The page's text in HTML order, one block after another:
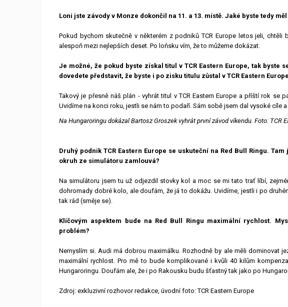
Loni jste závody v Monze dokončil na 11. a 13. místě. Jaké byste tedy
Pokud bychom skutečně v některém z podniků TCR Europe letos jeli,
alespoň mezi nejlepších deset. Po loňsku vím, že to můžeme dokázat.
Je možné, že pokud byste získal titul v TCR Eastern Europe, tak byste
dovedete představit, že byste i po zisku titulu zůstal v TCR Eastern
Takový je přesně náš plán - vyhrát titul v TCR Eastern Europe a příští rok se
Uvidíme na konci roku, jestli se nám to podaří. Sám sobě jsem dal vysoké cíle
Na Hungaroringu dokázal Bartosz Groszek vyhrát první závod víkendu. Foto: TCR
Druhý podnik TCR Eastern Europe se uskuteční na Red Bull Ringu.
okruh ze simulátoru zamlouvá?
Na simulátoru jsem tu už odjezdil stovky kol a moc se mi tato trať líbí,
dohromady dobré kolo, ale doufám, že já to dokážu. Uvidíme, jestli i po
tak rád (směje se).
Klíčovým aspektem bude na Red Bull Ringu maximální rychlost.
problém?
Nemyslím si. Audi má dobrou maximálku. Rozhodně by ale měli dominovat
maximální rychlost. Pro mě to bude komplikované i kvůli 40 kilům
Hungaroringu. Doufám ale, že i po Rakousku budu šťastný tak jako po
Zdroj: exkluzivní rozhovor redakce, úvodní foto: TCR Eastern Europe